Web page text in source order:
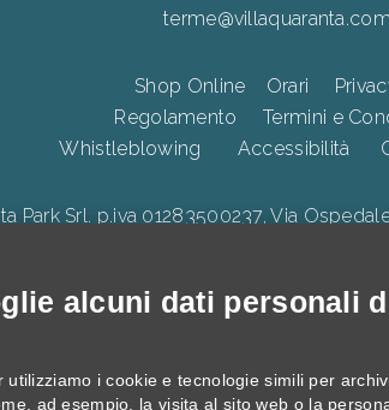
terme@villaquaranta.com
Shop Online Orari
Regolamento
Termini e
Whistleblowing
Accessibilità
Park Srl. p.iva 01283500237, Via
Quaranta, interventi di Innovazione
alcuni dati personali
i cookie e tecnologie simili per
ad esempio, la visita al sito web o la